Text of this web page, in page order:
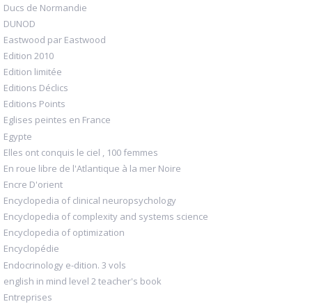
Ducs de Normandie
DUNOD
Eastwood par Eastwood
Edition 2010
Edition limitée
Editions Déclics
Editions Points
Eglises peintes en France
Egypte
Elles ont conquis le ciel , 100 femmes
En roue libre de l'Atlantique à la mer Noire
Encre D'orient
Encyclopedia of clinical neuropsychology
Encyclopedia of complexity and systems science
Encyclopedia of optimization
Encyclopédie
Endocrinology e-dition. 3 vols
english in mind level 2 teacher's book
Entreprises